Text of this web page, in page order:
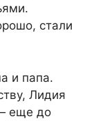
стали
и папа.
Лидия
еще до